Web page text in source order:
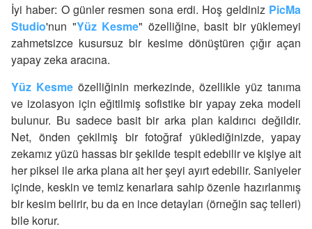
İyi haber: O günler resmen sona erdi. Hoş geldiniz PicMa
Studio'nun "Yüz Kesme" özelliğine, basit bir yüklemeyi
zahmetsizce kusursuz bir kesime dönüştüren çığır açan
yapay zeka aracına.
Yüz Kesme özelliğinin merkezinde, özellikle yüz tanıma
ve izolasyon için eğitilmiş sofistike bir yapay zeka modeli
bulunur. Bu sadece basit bir arka plan kaldırıcı değildir.
Net, önden çekilmiş bir fotoğraf yüklediğinizde, yapay
zekamız yüzü hassas bir şekilde tespit edebilir ve kişiye ait
her piksel ile arka plana ait her şeyi ayırt edebilir. Saniyeler
içinde, keskin ve temiz kenarlara sahip özenle hazırlanmış
bir kesim belirir, bu da en ince detayları (örneğin saç telleri)
bile korur.